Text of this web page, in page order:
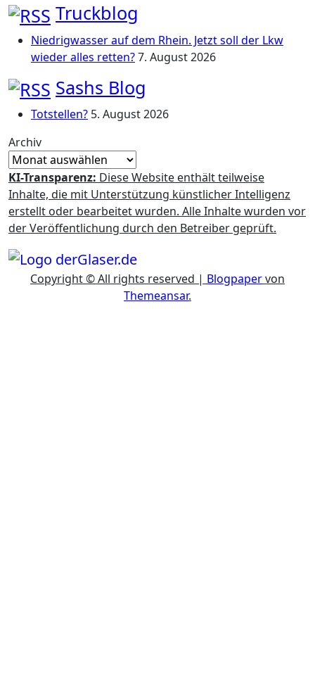
Truckblog
Niedrigwasser auf dem Rhein. Jetzt soll der Lkw
wieder alles retten?7. August 2026
Sashs Blog
Totstellen? 5. August 2026
Archiv
KI-Transparenz: Diese Website enthält teilweise
Inhalte, die mit Unterstützung künstlicher Intelligenz
erstellt oder bearbeitet wurden. Alle Inhalte wurden vor
der Veröffentlichung durch den Betreiber geprüft.
Copyright © All rights reserved | Blogpapervon
Themeansar.